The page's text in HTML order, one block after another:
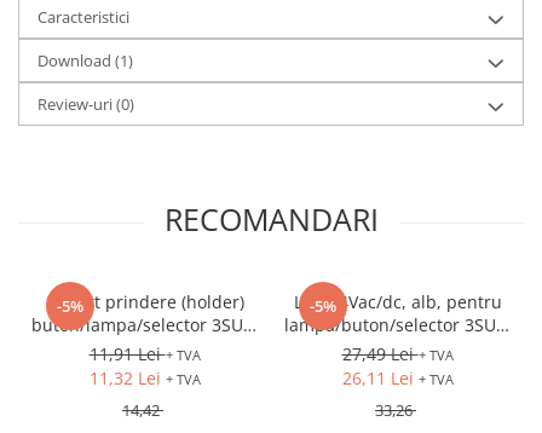
Caracteristici
Download (1)
Review-uri(0)
RECOMANDARI
-5%
Suport prindere (holder)
buton/lampa/selector 3SU1,
universal: metal/plastic, 3
module
11,91 Lei+ TVA
11,32 Lei + TVA
14,42
-5%
LED 24Vac/dc, alb, pentru
lampa/buton/selector 3SU1,
fixare frontala
27,49 Lei+ TVA
26,11 Lei + TVA
33,26